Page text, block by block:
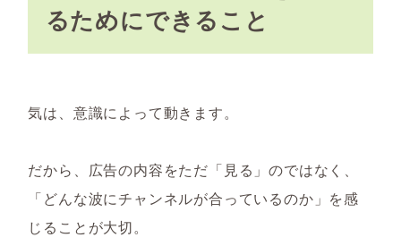
るためにできること
気は、意識によって動きます。
だから、広告の内容をただ「見る」のではなく、
「どんな波にチャンネルが合っているのか」を感
じることが大切。